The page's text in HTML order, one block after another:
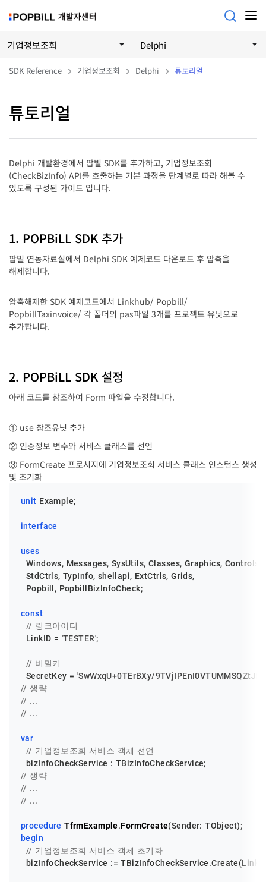
기업정보조회 Delphi
SDK Reference 기업정보조회 Delphi 튜토리얼
튜토리얼
Delphi 개발환경에서 팝빌 SDK를 추가하고, 기업정보조회
(CheckBizInfo) API를 호출하는 기본 과정을 단계별로 따라 해볼 수
있도록 구성된 가이드 입니다.
1. POPBiLL SDK 추가
팝빌 연동자료실에서 Delphi SDK 예제코드 다운로드 후 압축을
해제합니다.
압축해제한 SDK 예제코드에서 Linkhub/ Popbill/
PopbillTaxinvoice/ 각 폴더의 pas파일 3개를 프로젝트 유닛으로
추가합니다.
2. POPBiLL SDK 설정
아래 코드를 참조하여 Form 파일을 수정합니다.
① use 참조유닛 추가
② 인증정보 변수와 서비스 클래스를 선언
③ FormCreate 프로시저에 기업정보조회 서비스 클래스 인스턴스 생성
및 초기화
unit Example;
interface
uses
Windows, Messages, SysUtils, Classes, Graphics, Controls,
  StdCtrls, TypInfo, shellapi, ExtCtrls, Grids,
  Popbill, PopbillBizInfoCheck;
const
// 링크아이디
  LinkID =
'TESTER';
// 비밀키
  SecretKey =
'SwWxqU+0TErBXy/
// 생략
// ...
// ...
var
// 기업정보조회 서비스 객체 선언
// 생략
// ...
// ...
procedure TfrmExample.FormCreate(Sender: TObject);
begin
// 기업정보조회 서비스 객체 초기화
bizInfoCheckService :=